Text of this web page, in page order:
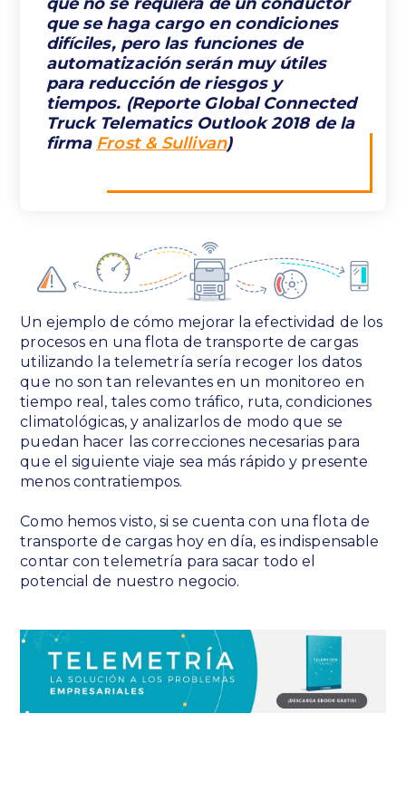
que se haga cargo en condiciones
difíciles, pero las funciones de
automatización serán muy útiles
para reducción de riesgos y
tiempos. (Reporte Global Connected
Truck Telematics Outlook 2018 de la
firma Frost & Sullivan)
Un ejemplo de cómo mejorar la efectividad de los
procesos en una flota de transporte de cargas
utilizando la telemetría sería recoger los datos
que no son tan relevantes en un monitoreo en
tiempo real, tales como tráfico, ruta, condiciones
climatológicas, y analizarlos de modo que se
puedan hacer las correcciones necesarias para
que el siguiente viaje sea más rápido y presente
menos contratiempos.
Como hemos visto, si se cuenta con una flota de
transporte de cargas hoy en día, es indispensable
contar con telemetría para sacar todo el
potencial de nuestro negocio.